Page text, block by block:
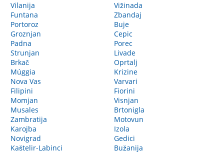
Vilanija
Funtana
Portoroz
Groznjan
Padna
Strunjan
Brkač
Múggia
Nova Vas
Filipini
Momjan
Musales
Zambratija
Karojba
Novigrad
Kaštelir-Labinci
Vižinada
Zbandaj
Buje
Cepic
Porec
Livade
Oprtalj
Krizine
Varvari
Fiorini
Visnjan
Brtonigla
Motovun
Izola
Gedici
Bužanija